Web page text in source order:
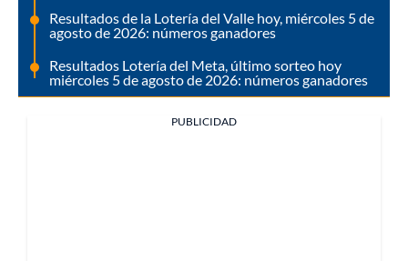
Resultados de la Lotería del Valle hoy, miércoles 5 de
agosto de 2026: números ganadores
Resultados Lotería del Meta, último sorteo hoy
miércoles 5 de agosto de 2026: números ganadores
PUBLICIDAD